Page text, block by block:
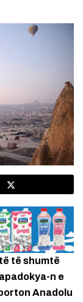
të shumtë
n e
Anadolu